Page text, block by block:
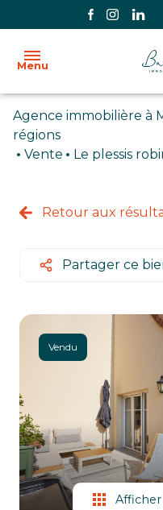
Menu
ACCUEIL
L'AGENCE
VENTE
BIENS
IMMOBILIER
PROFESSIONNEL
ESTIMATION
CHASSE
IMMO
Agence immobilière à Marseille, Paris et leurs
régions
Vente
Le plessis
Retour aux
Partager ce
Vendu